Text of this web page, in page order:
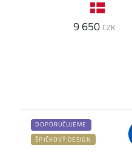
9 650 CZK
DOPORUČUJEME
ŠPIČKOVÝ DESIGN